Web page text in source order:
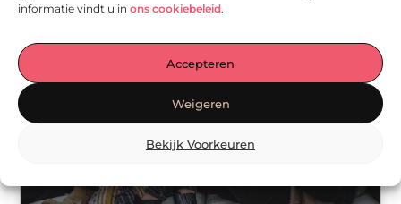
informatie vindt u in ons cookiebeleid.
Accepteren
Weigeren
Bekijk Voorkeuren